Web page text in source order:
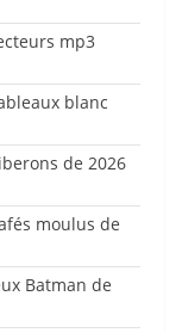
mp3
blanc
de 2026
moulus de
Batman de